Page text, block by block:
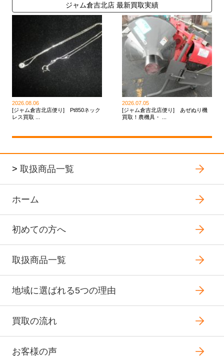
ジャム倉吉北店 最新買取実績
2026.08.06
[ジャム倉吉北店便り] Pt850ネック
レス買取 ...
2026.07.05
[ジャム倉吉北店便り] あぜぬり機
買取！農機具・ ...
> 取扱商品一覧
ホーム
初めての方へ
取扱商品一覧
地域に選ばれる5つの理由
買取の流れ
お客様の声